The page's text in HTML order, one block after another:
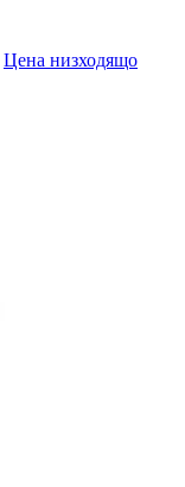
Цена низходящо